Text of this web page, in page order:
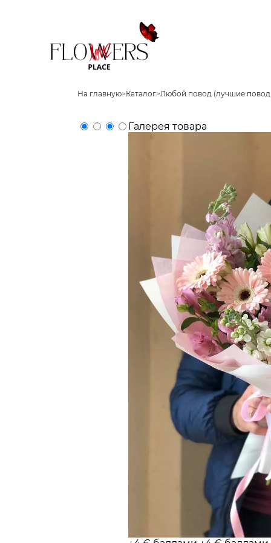
На главную>Каталог>Любой повод (лучшие
Галерея товара